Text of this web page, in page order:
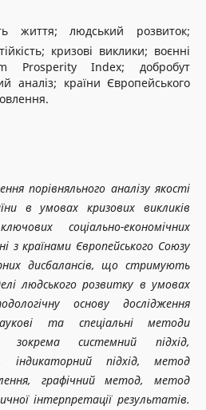
життя; людський розвиток;
кризові виклики; воєнні
Prosperity Index; добробут
аналіз; країни Європейського
порівняльного аналізу якості
в умовах кризових викликів
соціально-економічних
з країнами Європейського Союзу
дисбалансів, що стримують
людського розвитку в умовах
основу дослідження
та спеціальні методи
зокрема системний підхід,
індикаторний підхід, метод
графічний метод, метод
інтерпретації результатів.